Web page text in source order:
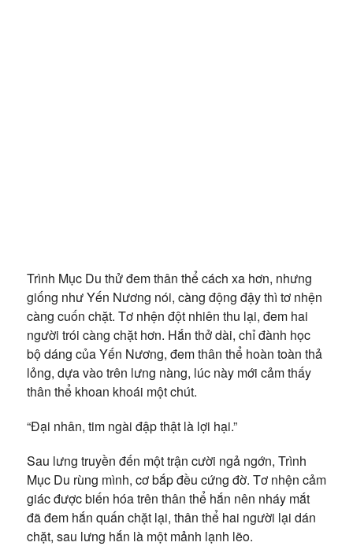
Trình Mục Du thử đem thân thể cách xa hơn, nhưng
giống như Yến Nương nói, càng động đậy thì tơ nhện
càng cuốn chặt. Tơ nhện đột nhiên thu lại, đem hai
người trói càng chặt hơn. Hắn thở dài, chỉ đành học
bộ dáng của Yến Nương, đem thân thể hoàn toàn thả
lỏng, dựa vào trên lưng nàng, lúc này mới cảm thấy
thân thể khoan khoái một chút.
“Đại nhân, tim ngài đập thật là lợi hại.”
Sau lưng truyền đến một trận cười ngả ngớn, Trình
Mục Du rùng mình, cơ bắp đều cứng đờ. Tơ nhện cảm
giác được biến hóa trên thân thể hắn nên nháy mắt
đã đem hắn quấn chặt lại, thân thể hai người lại dán
chặt, sau lưng hắn là một mảnh lạnh lẽo.